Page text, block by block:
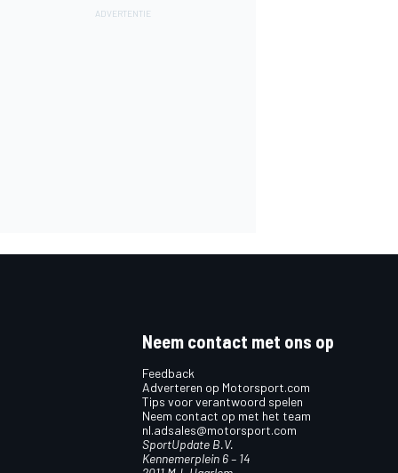
Neem contact met ons op
Feedback
Adverteren op Motorsport.com
Tips voor verantwoord spelen
Neem contact op met het team
nl.adsales@motorsport.com
SportUpdate B.V.
Kennemerplein 6 – 14